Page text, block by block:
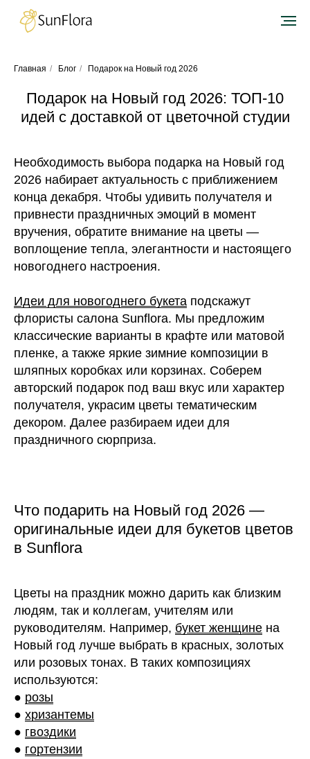
Главная / Блог / Подарок на Новый год 2026
Подарок на Новый год 2026: ТОП-10
идей с доставкой от цветочной студии
Необходимость выбора подарка на Новый год
2026 набирает актуальность с приближением
конца декабря. Чтобы удивить получателя и
привнести праздничных эмоций в момент
вручения, обратите внимание на цветы —
воплощение тепла, элегантности и настоящего
новогоднего настроения.
Идеи для новогоднего букета подскажут
флористы салона Sunflora. Мы предложим
классические варианты в крафте или матовой
пленке, а также яркие зимние композиции в
шляпных коробках или корзинах. Соберем
авторский подарок под ваш вкус или характер
получателя, украсим цветы тематическим
декором. Далее разбираем идеи для
праздничного сюрприза.
Что подарить на Новый год 2026 —
оригинальные идеи для букетов цветов
в Sunflora
Цветы на праздник можно дарить как близким
людям, так и коллегам, учителям или
руководителям. Например, букет женщине на
Новый год лучше выбрать в красных, золотых
или розовых тонах. В таких композициях
используются:
● розы
● хризантемы
● гвоздики
● гортензии